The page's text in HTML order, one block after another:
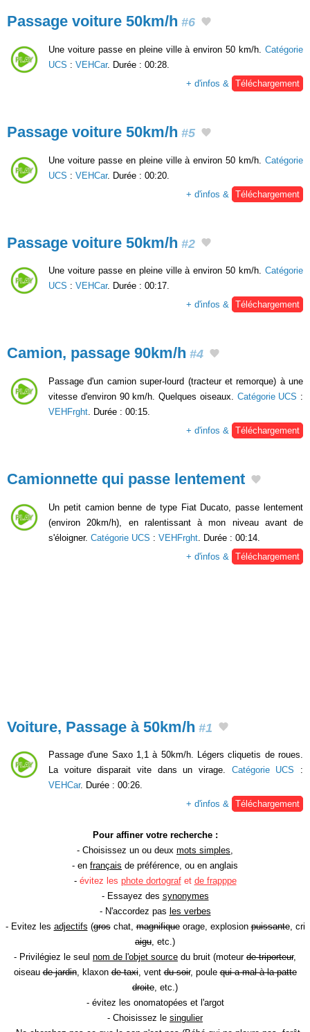
Passage voiture 50km/h #6
Une voiture passe en pleine ville à environ 50 km/h. Catégorie
UCS : VEHCar. Durée : 00:28.
+ d'infos &
Téléchargement
Passage voiture 50km/h #5
Une voiture passe en pleine ville à environ 50 km/h. Catégorie
UCS : VEHCar. Durée : 00:20.
+ d'infos &
Téléchargement
Passage voiture 50km/h #2
Une voiture passe en pleine ville à environ 50 km/h. Catégorie
UCS : VEHCar. Durée : 00:17.
+ d'infos & Téléchargement
Camion, passage 90km/h #4
Passage d'un camion super-lourd (tracteur et remorque) à une
vitesse d'environ 90 km/h. Quelques oiseaux. Catégorie UCS :
VEHFrght . Durée : 00:15.
+ d'infos &
Téléchargement
Camionnette qui passe lentement
Un petit camion benne de type Fiat Ducato, passe lentement
(environ 20km/h), en ralentissant à mon niveau avant de
s'éloigner. Catégorie UCS : VEHFrght . Durée : 00:14.
+ d'infos &
Téléchargement
Voiture, Passage à 50km/h #1
Passage d'une Saxo 1,1 à 50km/h. Légers cliquetis de roues.
La voiture disparait vite dans un virage. Catégorie UCS :
VEHCar. Durée : 00:26.
+ d'infos & Téléchargement
Pour affiner votre recherche :
- Choisissez un ou deux mots simples,
- en français de préférence, ou en anglais
- évitez les phote dortografet de frapppe
- Essayez des synonymes
- N'accordez pas les verbes
- Evitez les adjectifs (groschat,magnifiqueorage, explosionpuissante, cri
aigu, etc.)
- Privilégiez le seul nom de l'objet source du bruit (moteur de triporteur,
oiseaude jardin, klaxonde taxi, ventdu soir, poulequi a mal à la patte
droite, etc.)
- évitez les onomatopées et l'argot
- Choisissez le singulier